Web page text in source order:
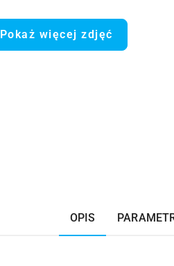
Pokaż więcej zdjęć
OPIS